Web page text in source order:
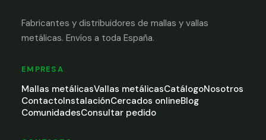
Fabricantes y distribuidores de mallas y vallas
metálicas. Envíos a toda España.
EMPRESA
Mallas metálicasVallas metálicasCatálogoNosotros
ContactoInstalaciónCercados onlineBlog
ComunidadesConsultar pedido